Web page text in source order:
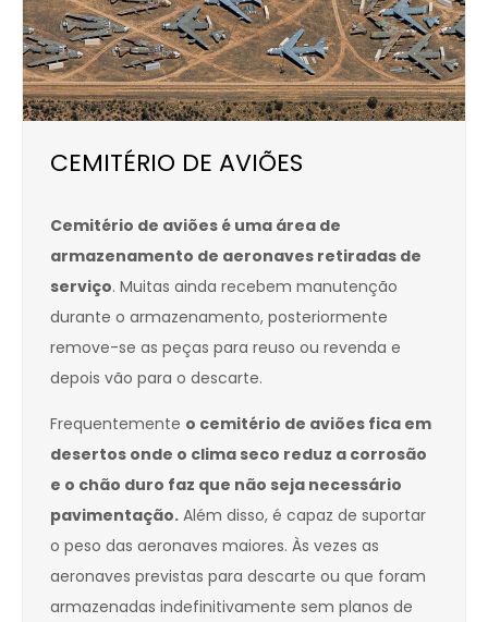
CEMITÉRIO DE AVIÕES
Cemitério de aviões é uma área de
armazenamento de aeronaves retiradas de
serviço. Muitas ainda recebem manutenção
durante o armazenamento, posteriormente
remove-se as peças para reuso ou revenda e
depois vão para o descarte.
Frequentemente o cemitério de aviões fica em
desertos onde o clima seco reduz a corrosão
e o chão duro faz que não seja necessário
pavimentação. Além disso, é capaz de suportar
o peso das aeronaves maiores. Às vezes as
aeronaves previstas para descarte ou que foram
armazenadas indefinitivamente sem planos de